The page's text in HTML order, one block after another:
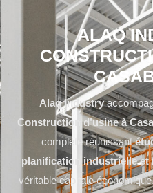
ALAQ
Alaq Industry
Construction d’usine à
complète réunissant
planification industrielle et
véritable capitale